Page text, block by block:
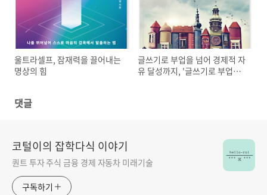
울트라셀프, 잠재력을 끌어내는
명상의 힘
글쓰기로 부업을 넘어 경제적 자
유 달성까지, '글쓰기로 부업하
댓글
코털이의 잡학다식 이야기
퀀트 투자 주식 금융 경제 자동차 미래기술
구독하기